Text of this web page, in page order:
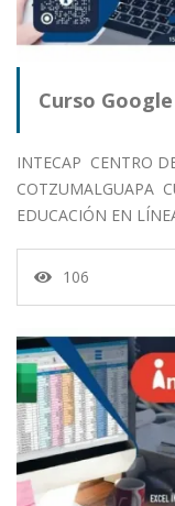
Curso
INTECAP CENTRO
COTZUMALGUAPA
EDUCACIÓN EN
106